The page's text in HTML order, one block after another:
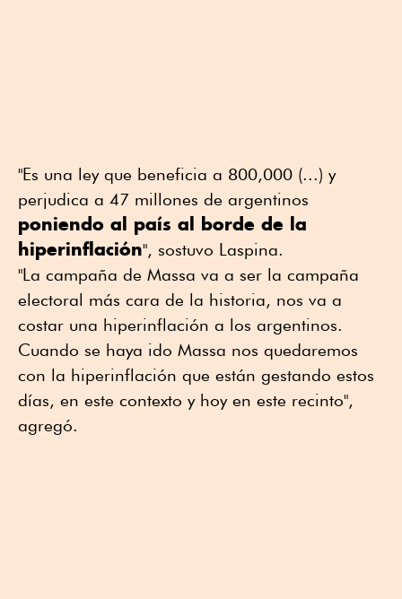
"Es una ley que beneficia a 800,000 (...) y
perjudica a 47 millones de argentinos
poniendo al país al borde de la
hiperinflación", sostuvo Laspina.
"La campaña de Massa va a ser la campaña
electoral más cara de la historia, nos va a
costar una hiperinflación a los argentinos.
Cuando se haya ido Massa nos quedaremos
con la hiperinflación que están gestando estos
días, en este contexto y hoy en este recinto",
agregó.